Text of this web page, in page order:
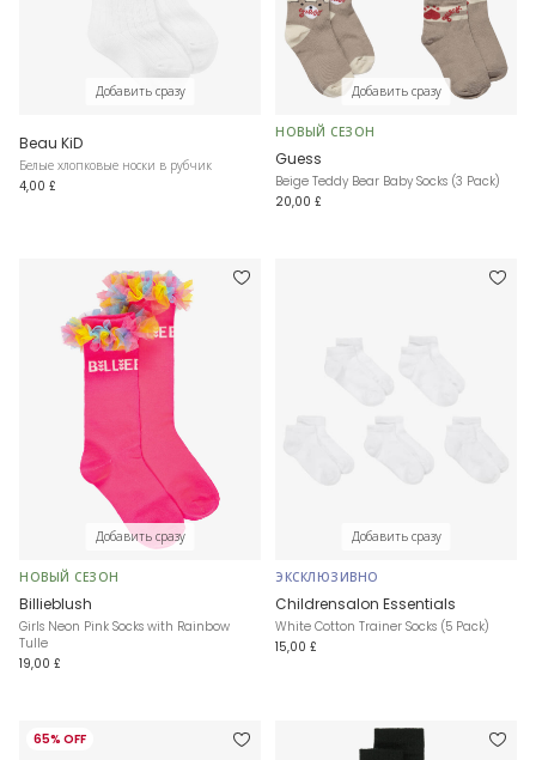
Добавить сразу
Beau KiD
Белые хлопковые носки в рубчик
4,00 £
Добавить сразу
НОВЫЙ СЕЗОН
Guess
Beige Teddy Bear Baby Socks (3 Pack)
20,00 £
Добавить сразу
НОВЫЙ СЕЗОН
Billieblush
Girls Neon Pink Socks with Rainbow
Tulle
19,00 £
Добавить сразу
ЭКСКЛЮЗИВНО
Childrensalon Essentials
White Cotton Trainer Socks (5 Pack)
15,00 £
65% OFF